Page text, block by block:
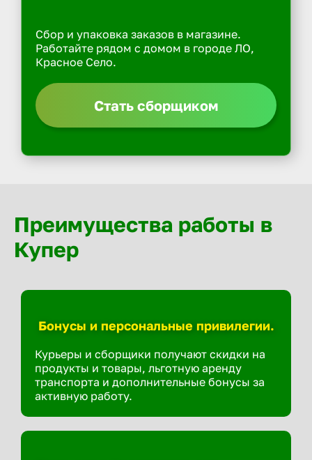
Сбор и упаковка заказов в магазине.
Работайте рядом с домом в городе ЛО,
Красное Село.
Стать сборщиком
Преимущества работы в
Купер
Бонусы и персональные привилегии.
Курьеры и сборщики получают скидки на
продукты и товары, льготную аренду
транспорта и дополнительные бонусы за
активную работу.